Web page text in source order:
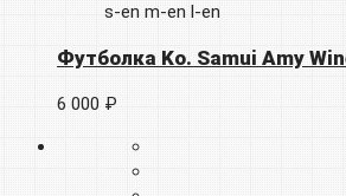
s-en m-en l-en
Футболка Ko. Samui Amy
6 000 ₽